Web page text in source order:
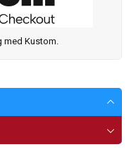
med Kustom.